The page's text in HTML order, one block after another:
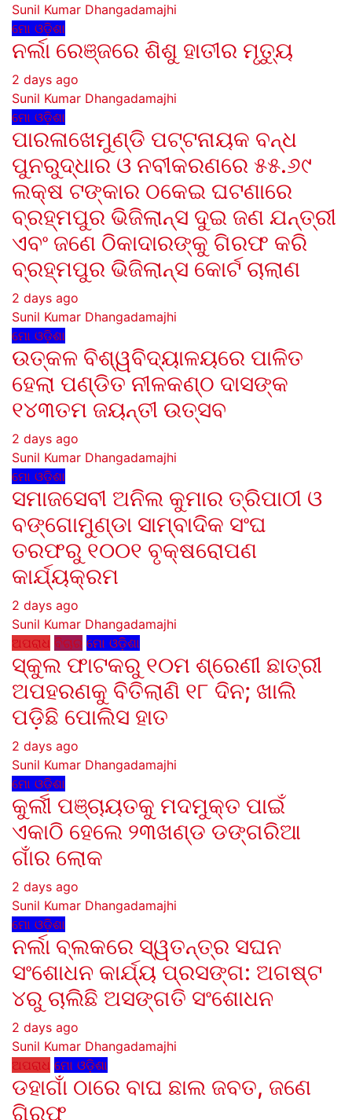
Sunil Kumar Dhangadamajhi
ମୋ ଓଡ଼ିଶା
ନର୍ଲା ରେଞ୍ଜରେ ଶିଶୁ ହାତୀର ମୃତ୍ୟୁ
2 days ago
Sunil Kumar Dhangadamajhi
ମୋ ଓଡ଼ିଶା
ପାରଳାଖେମୁଣ୍ଡି ପଟ୍ଟନାୟକ ବନ୍ଧ
ପୁନରୁଦ୍ଧାର ଓ ନବୀକରଣରେ ୫୫.୬୯
ଲକ୍ଷ ଟଙ୍କାର ଠକେଇ ଘଟଣାରେ
ବ୍ରହ୍ମପୁର ଭିଜିଲାନ୍ସ ଦୁଇ ଜଣ ଯନ୍ତ୍ରୀ
ଏବଂ ଜଣେ ଠିକାଦାରଙ୍କୁ ଗିରଫ କରି
ବ୍ରହ୍ମପୁର ଭିଜିଲାନ୍ସ କୋର୍ଟ ଚାଲାଣ
2 days ago
Sunil Kumar Dhangadamajhi
ମୋ ଓଡ଼ିଶା
ଉତ୍କଳ ବିଶ୍ୱବିଦ୍ୟାଳୟରେ ପାଳିତ
ହେଲା ପଣ୍ଡିତ ନୀଳକଣ୍ଠ ଦାସଙ୍କ
୧୪୩ତମ ଜୟନ୍ତୀ ଉତ୍ସବ
2 days ago
Sunil Kumar Dhangadamajhi
ମୋ ଓଡ଼ିଶା
ସମାଜସେବୀ ଅନିଲ କୁମାର ତ୍ରିପାଠୀ ଓ
ବଙ୍ଗୋମୁଣ୍ଡା ସାମ୍ବାଦିକ ସଂଘ
ତରଫରୁ ୧୦୦୧ ବୃକ୍ଷରୋପଣ
କାର୍ଯ୍ୟକ୍ରମ
2 days ago
Sunil Kumar Dhangadamajhi
ଅପରାଧ ବିଚାର ମୋ ଓଡ଼ିଶା
ସ୍କୁଲ ଫାଟକରୁ ୧୦ମ ଶ୍ରେଣୀ ଛାତ୍ରୀ
ଅପହରଣକୁ ବିତିଲାଣି ୧୮ ଦିନ; ଖାଲି
ପଡ଼ିଛି ପୋଲିସ ହାତ
2 days ago
Sunil Kumar Dhangadamajhi
ମୋ ଓଡ଼ିଶା
କୁର୍ଲୀ ପଞ୍ଚାୟତକୁ ମଦମୁକ୍ତ ପାଇଁ
ଏକାଠି ହେଲେ ୨୩ଖଣ୍ଡ ଡଙ୍ଗରିଆ
ଗାଁର ଲୋକ
2 days ago
Sunil Kumar Dhangadamajhi
ମୋ ଓଡ଼ିଶା
ନର୍ଲା ବ୍ଲକରେ ସ୍ୱତନ୍ତ୍ର ସଘନ
ସଂଶୋଧନ କାର୍ଯ୍ୟ ପ୍ରସଙ୍ଗ: ଅଗଷ୍ଟ
୪ରୁ ଚାଲିଛି ଅସଙ୍ଗତି ସଂଶୋଧନ
2 days ago
Sunil Kumar Dhangadamajhi
ଅପରାଧ ମୋ ଓଡ଼ିଶା
ଡହାଗାଁ ଠାରେ ବାଘ ଛାଲ ଜବତ, ଜଣେ
ଗିରଫ